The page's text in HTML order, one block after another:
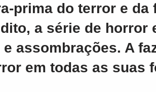
prima do terror e da
a série de horror
assombrações. A
em todas as suas